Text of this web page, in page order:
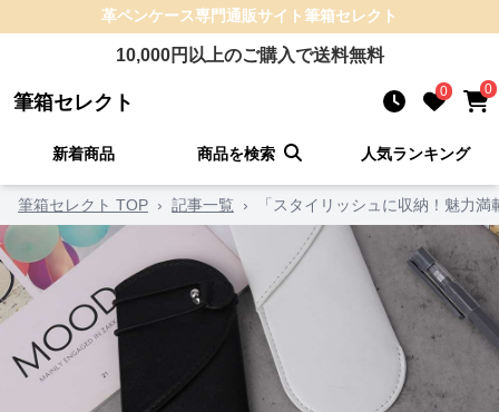
革ペンケース専門通販サイト筆箱セレクト
10,000円以上のご購入で送料無料
筆箱セレクト 0 0
新着商品 商品を検索 人気ランキング
筆箱セレクト TOP › 記事一覧 › 「スタイリッシュに収納！魅力